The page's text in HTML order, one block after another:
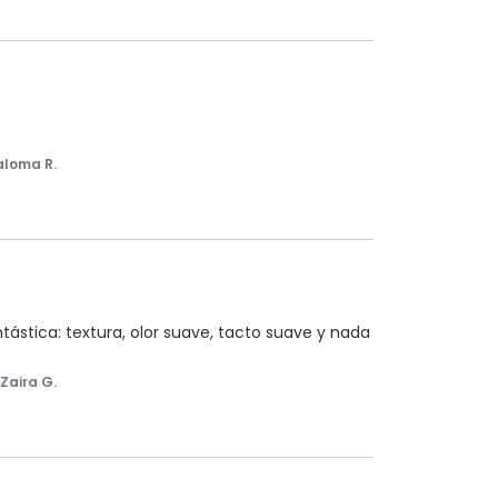
R.
textura, olor suave, tacto suave y nada
Zaira G.